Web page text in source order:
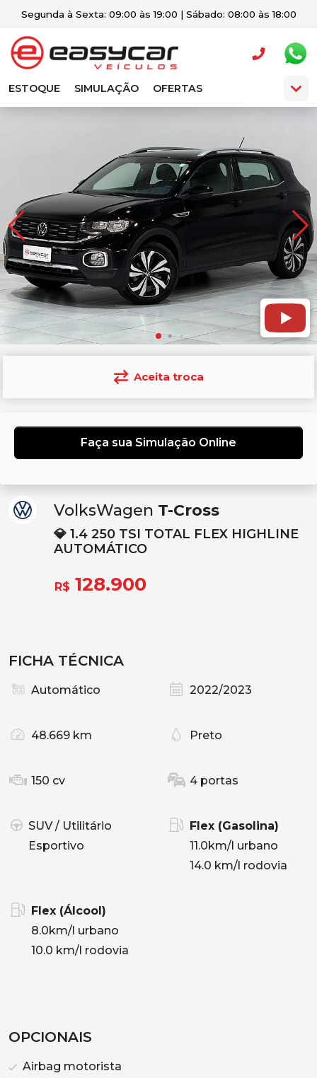
Segunda à Sexta: 09:00 às 19:00 | Sábado: 08:00 às 18:00
ESTOQUE SIMULAÇÃO OFERTAS
Aceita troca
Faça sua Simulação Online
VolksWagen T-Cross
💎 1.4 250 TSI TOTAL FLEX HIGHLINE
AUTOMÁTICO
R$ 128.900
FICHA TÉCNICA
Automático 2022/2023
48.669 km Preto
150 cv 4 portas
SUV / Utilitário
Esportivo
Flex (Gasolina)
11.0km/l urbano
14.0 km/l rodovia
Flex (Álcool)
8.0km/l urbano
10.0 km/l rodovia
OPCIONAIS
Airbag motorista